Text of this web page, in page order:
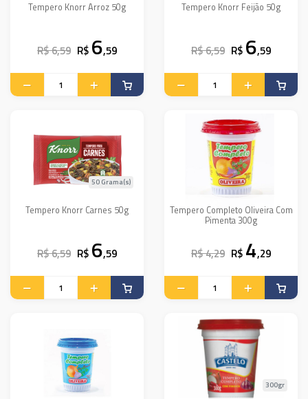
Tempero Knorr Arroz 50g
R$ 6,59 R$ 6,59
Tempero Knorr Feijão 50g
R$ 6,59 R$ 6,59
Tempero Knorr Carnes 50g
50 Grama(s)
R$ 6,59 R$ 6,59
Tempero Completo Oliveira Com
Pimenta 300g
R$ 4,29 R$ 4,29
300gr